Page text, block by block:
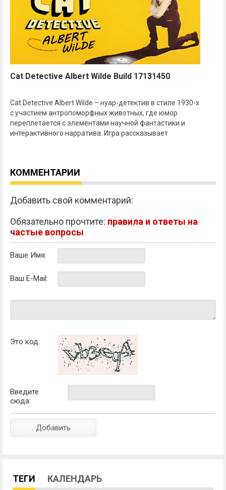
Cat Detective Albert Wilde Build 17131450
Cat Detective Albert Wilde – нуар-детектив в стиле 1930-х
с участием антропоморфных животных, где юмор
переплетается с элементами научной фантастики и
интерактивного нарратива. Игра рассказывает
КОММЕНТАРИИ
Добавить свой комментарий:
Обязательно прочтите: правила и ответы на
частые вопросы
Ваше Имя:
Ваш E-Mail:
Это код:
Введите
сюда:
ТЕГИ КАЛЕНДАРЬ